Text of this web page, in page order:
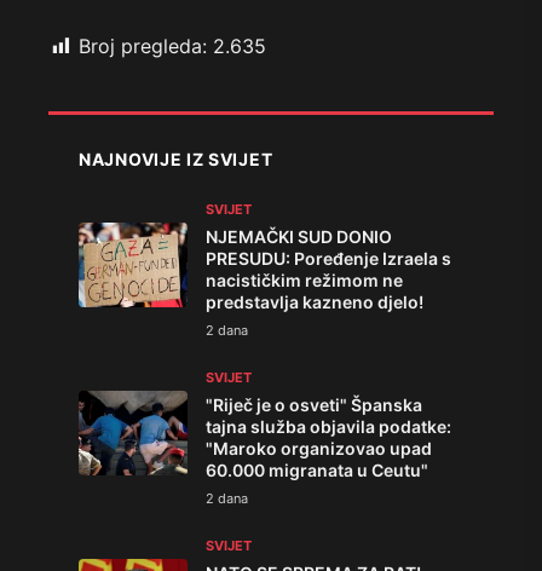
Broj pregleda: 2.635
NAJNOVIJE IZ SVIJET
SVIJET
NJEMAČKI SUD DONIO
PRESUDU: Poređenje Izraela s
nacističkim režimom ne
predstavlja kazneno djelo!
2 dana
SVIJET
"Riječ je o osveti" Španska
tajna služba objavila podatke:
"Maroko organizovao upad
60.000 migranata u Ceutu"
2 dana
SVIJET